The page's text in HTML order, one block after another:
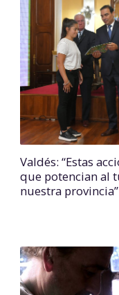
Valdés: “Estas
que potencian al
nuestra provincia”